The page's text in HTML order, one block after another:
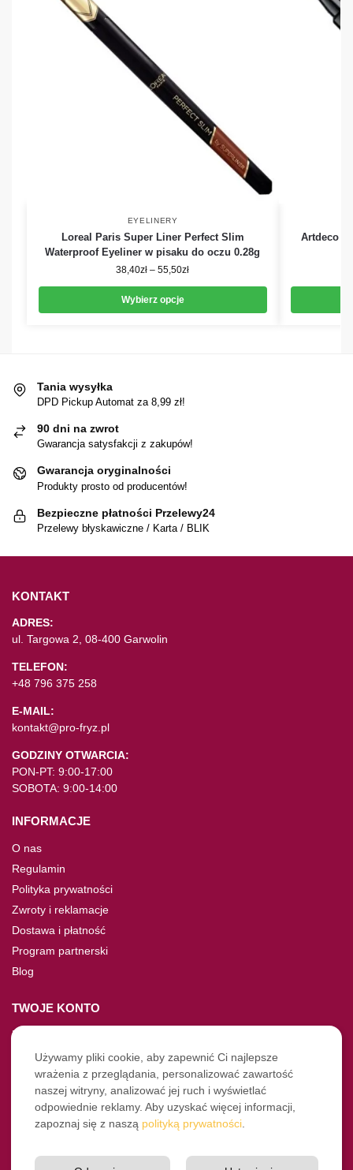
EYELINERY
Loreal Paris Super Liner Perfect Slim
Waterproof Eyeliner w pisaku do oczu 0.28g
38,40zł – 55,50zł
Wybierz opcje
Artdeco
Tania wysyłka
DPD Pickup Automat za 8,99 zł!
90 dni na zwrot
Gwarancja satysfakcji z zakupów!
Gwarancja oryginalności
Produkty prosto od producentów!
Bezpieczne płatności Przelewy24
Przelewy błyskawiczne / Karta / BLIK
KONTAKT
ADRES:
ul. Targowa 2, 08-400 Garwolin
TELEFON:
+48 796 375 258
E-MAIL:
kontakt@pro-fryz.pl
GODZINY OTWARCIA:
PON-PT: 9:00-17:00
SOBOTA: 9:00-14:00
INFORMACJE
O nas
Regulamin
Polityka prywatności
Zwroty i reklamacje
Dostawa i płatność
Program partnerski
Blog
TWOJE KONTO
Moje konto
Nie pamiętasz hasła?
Twoje zamówienia
NASZE SOCIALE
Instagram
Używamy pliki cookie, aby zapewnić Ci najlepsze
wrażenia z przeglądania, personalizować zawartość
naszej witryny, analizować jej ruch i wyświetlać
odpowiednie reklamy. Aby uzyskać więcej informacji,
zapoznaj się z naszą polityką prywatności